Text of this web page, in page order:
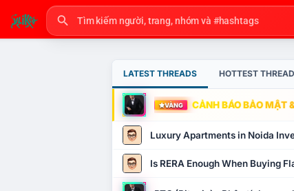
LATEST THREADS HOTTEST
VÀNG CẢNH BÁO BẢO MẬT
Luxury Apartments in Noida
Is RERA Enough When Buying